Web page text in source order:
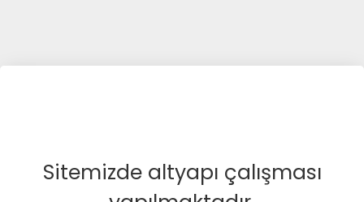
Sitemizde altyapı çalışması